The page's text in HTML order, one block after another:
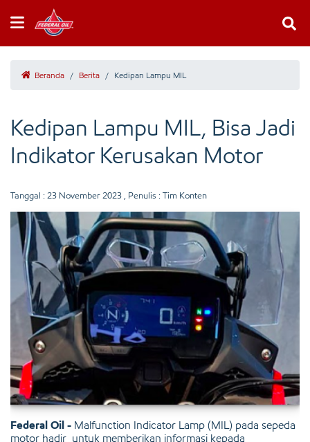
Beranda / Berita / Kedipan Lampu MIL
Kedipan Lampu MIL, Bisa Jadi
Indikator Kerusakan Motor
Tanggal : 23 November 2023 , Penulis : Tim Konten
Federal Oil - Malfunction Indicator Lamp (MIL) pada sepeda
motor hadir untuk memberikan informasi kepada